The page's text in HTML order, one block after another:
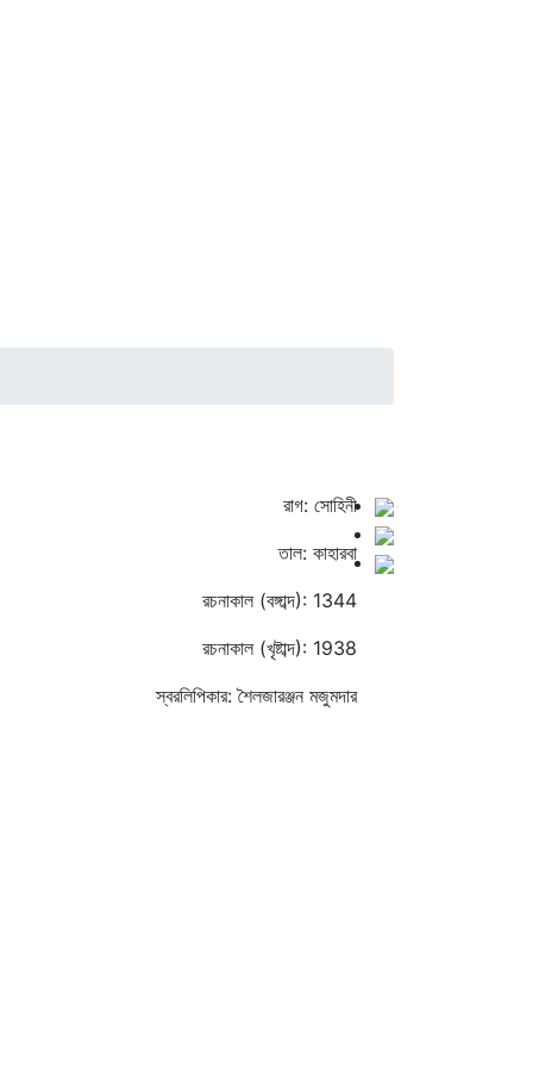
রাগ: সোহিনী
তাল: কাহারবা
রচনাকাল (বঙ্গাব্দ): 1344
রচনাকাল (খৃষ্টাব্দ): 1938
স্বরলিপিকার: শৈলজারঞ্জন মজুমদার